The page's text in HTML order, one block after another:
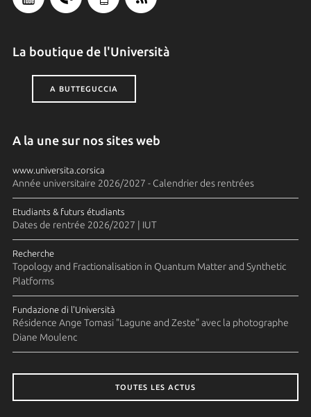
La boutique de l'Università
A BUTTEGUCCIA
A la une sur nos sites web
www.universita.corsica
Année universitaire 2026/2027 - Calendrier des rentrées
Etudiants & futurs étudiants
Dates de rentrée 2026/2027 | IUT
Recherche
Topology and Fractionalisation in Quantum Matter and Synthetic
Platforms
Fundazione di l'Università
Résidence Ange Tomasi "Lagune and Zeste" avec la photographe
Diane Moulenc
TOUTES LES ACTUS